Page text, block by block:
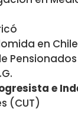
en Chile
e
(CUT)